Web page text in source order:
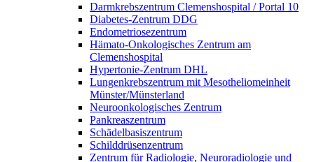
Darmkrebszentrum Clemenshospital / Portal 10
Diabetes-Zentrum DDG
Endometriosezentrum
Hämato-Onkologisches Zentrum am
Clemenshospital
Hypertonie-Zentrum DHL
Lungenkrebszentrum mit Mesotheliomeinheit
Münster/Münsterland
Neuroonkologisches Zentrum
Pankreaszentrum
Schädelbasiszentrum
Schilddrüsenzentrum
Zentrum für Radiologie, Neuroradiologie und